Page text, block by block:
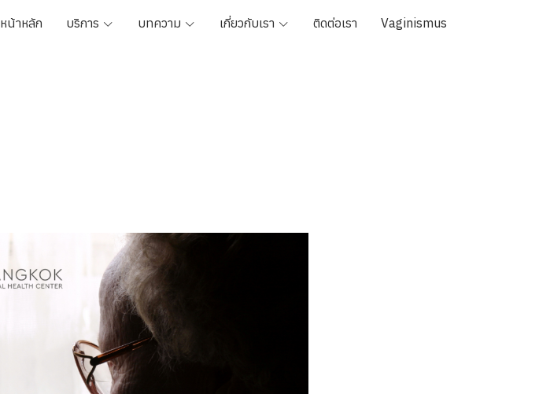
หน้าหลัก บริการ บทความ เกี่ยวกับเรา ติดต่อเรา Vaginismus